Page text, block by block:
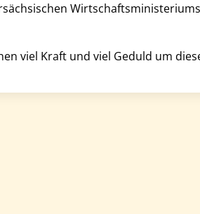
viel Kraft und viel Geduld um